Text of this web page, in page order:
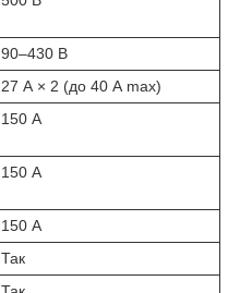
90–430 В
27 А × 2 (до 40 А max)
150 А
150 А
150 А
Так